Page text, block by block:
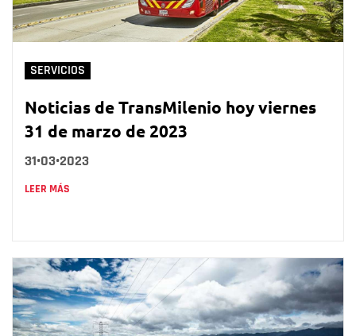
SERVICIOS
Noticias de TransMilenio hoy viernes
31 de marzo de 2023
31•03•2023
LEER MÁS